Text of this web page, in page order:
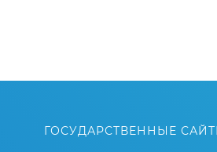
ГОСУДАРСТВЕННЫЕ